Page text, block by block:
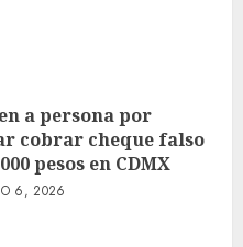
a persona por
cobrar cheque falso
pesos en CDMX
6, 2026